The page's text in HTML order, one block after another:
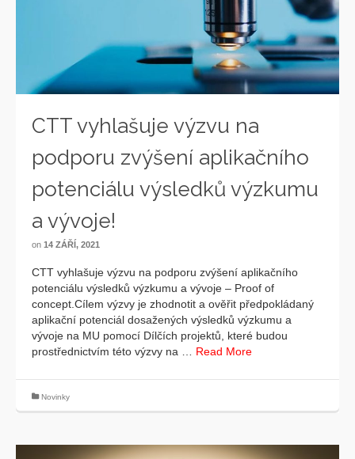
CTT vyhlašuje výzvu na
podporu zvýšení aplikačního
potenciálu výsledků výzkumu
a vývoje!
on 14 ZÁŘÍ, 2021
CTT vyhlašuje výzvu na podporu zvýšení aplikačního
potenciálu výsledků výzkumu a vývoje – Proof of
concept.Cílem výzvy je zhodnotit a ověřit předpokládaný
aplikační potenciál dosažených výsledků výzkumu a
vývoje na MU pomocí Dílčích projektů, které budou
prostřednictvím této výzvy na … Read More
Novinky